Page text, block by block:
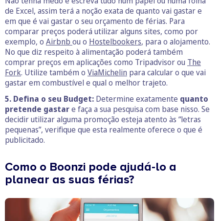
de Excel, assim terá a noção exata de quanto vai gastar e
em que é vai gastar o seu orçamento de férias. Para
comparar preços poderá utilizar alguns sites, como por
exemplo, o Airbnb ou o Hostelbookers, para o alojamento.
No que diz respeito à alimentação poderá também
comprar preços em aplicações como Tripadvisor ou The
Fork. Utilize também o ViaMichelin para calcular o que vai
gastar em combustível e qual o melhor trajeto.
5. Defina o seu Budget: Determine exatamente quanto
pretende gastare faça a sua pesquisa com base nisso. Se
decidir utilizar alguma promoção esteja atento às “letras
pequenas”, verifique que esta realmente oferece o que é
publicitado.
Como o Boonzi pode ajudá-lo a
planear as suas férias?